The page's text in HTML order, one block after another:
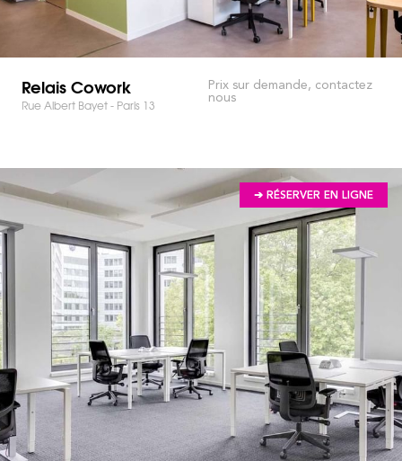
Relais Cowork
Rue Albert Bayet - Paris 13
Prix sur demande, contactez
nous
➔ RÉSERVER EN LIGNE